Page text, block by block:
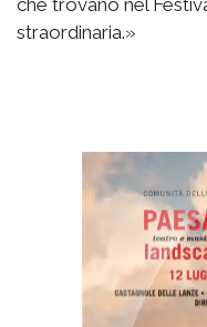
straordinaria.»